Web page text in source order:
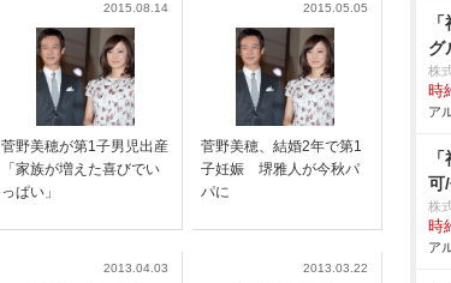
2015.08.14
菅野美穂が第1子男児出産
「家族が増えた喜びでい
っぱい」
2015.05.05
菅野美穂、結婚2年で第1
子妊娠 堺雅人が今秋パ
パに
2013.04.03 2013.03.22
グ
株
時
ア
可
株
時
ア